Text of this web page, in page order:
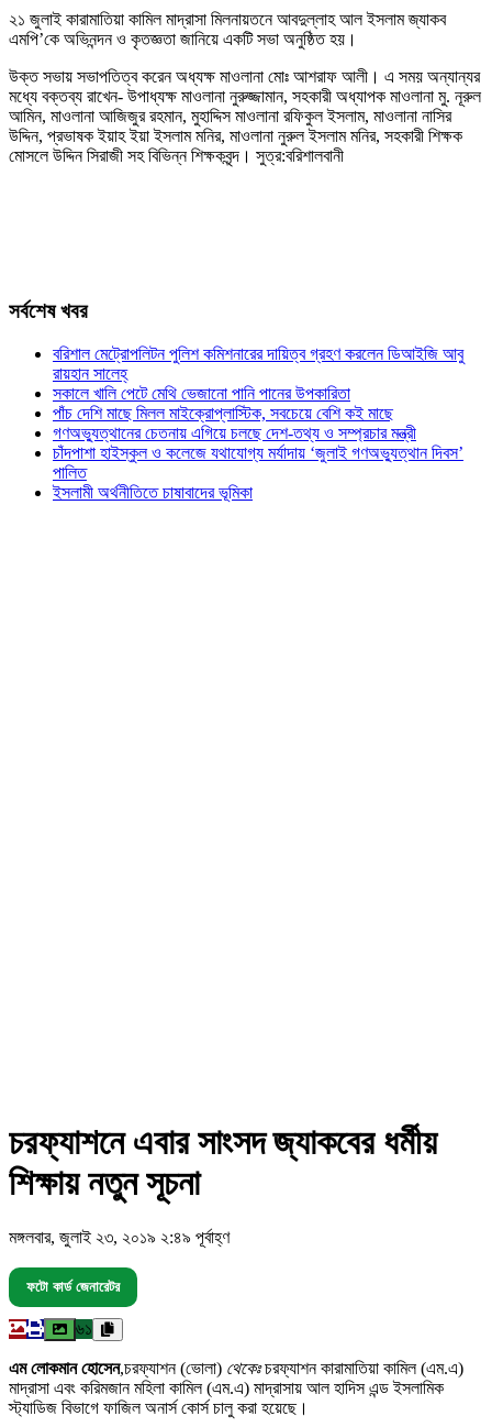
২১ জুলাই কারামাতিয়া কামিল মাদ্রাসা মিলনায়তনে আবদুল্লাহ আল ইসলাম জ্যাকব
এমপি’কে অভিনন্দন ও কৃতজ্ঞতা জানিয়ে একটি সভা অনুষ্ঠিত হয়।
উক্ত সভায় সভাপতিত্ব করেন অধ্যক্ষ মাওলানা মোঃ আশরাফ আলী। এ সময় অন্যান্যর
মধ্যে বক্তব্য রাখেন- উপাধ্যক্ষ মাওলানা নুরুজ্জামান, সহকারী অধ্যাপক মাওলানা মু. নূরুল
আমিন, মাওলানা আজিজুর রহমান, মুহাদ্দিস মাওলানা রফিকুল ইসলাম, মাওলানা নাসির
উদ্দিন, প্রভাষক ইয়াহ ইয়া ইসলাম মনির, মাওলানা নুরুল ইসলাম মনির, সহকারী শিক্ষক
মোসলে উদ্দিন সিরাজী সহ বিভিন্ন শিক্ষকবৃন্দ। সুত্র:বরিশালবানী
সর্বশেষ খবর
বরিশাল মেট্রোপলিটন পুলিশ কমিশনারের দায়িত্ব গ্রহণ করলেন ডিআইজি আবু
রায়হান সালেহ্
সকালে খালি পেটে মেথি ভেজানো পানি পানের উপকারিতা
পাঁচ দেশি মাছে মিলল মাইক্রোপ্লাস্টিক, সবচেয়ে বেশি কই মাছে
গণঅভ্যুত্থানের চেতনায় এগিয়ে চলছে দেশ-তথ্য ও সম্প্রচার মন্ত্রী
চাঁদপাশা হাইস্কুল ও কলেজে যথাযোগ্য মর্যাদায় ‘জুলাই গণঅভ্যুত্থান দিবস’
পালিত
ইসলামী অর্থনীতিতে চাষাবাদের ভূমিকা
চরফ্যাশনে এবার সাংসদ জ্যাকবের ধর্মীয়
শিক্ষায় নতুন সূচনা
মঙ্গলবার, জুলাই ২৩, ২০১৯ ২:৪৯ পূর্বাহ্ণ
ফটো কার্ড জেনারেটর
৬১
এম লোকমান হোসেন,চরফ্যাশন (ভোলা) থেকেঃচরফ্যাশন কারামাতিয়া কামিল (এম.এ)
মাদ্রাসা এবং করিমজান মহিলা কামিল (এম.এ) মাদ্রাসায় আল হাদিস এন্ড ইসলামিক
স্ট্যাডিজ বিভাগে ফাজিল অনার্স কোর্স চালু করা হয়েছে।